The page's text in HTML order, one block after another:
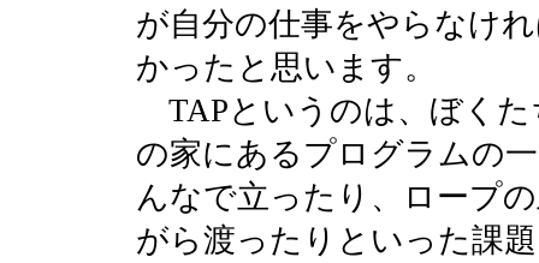
が自分の仕事をやらなけ
かったと思います。
TAPというのは、ぼくた
の家にあるプログラムの
んなで立ったり、ロープ
がら渡ったりといった課